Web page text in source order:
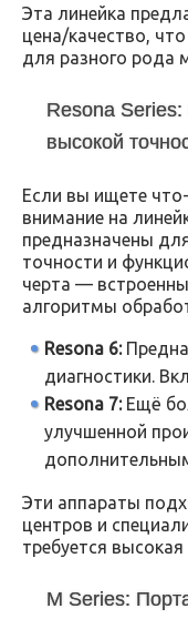
Эта линейка
цена/качество,
для разного рода
Resona
высокой
Если вы ищете
внимание на
предназначены
точности и
черта —
алгоритмы
Resona 6:
диагностики.
Resona 7:Ещё
улучшенной
Эти аппараты
центров и
требуется
M Series: